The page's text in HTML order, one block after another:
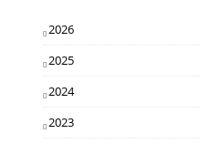
2026
2025
2024
2023